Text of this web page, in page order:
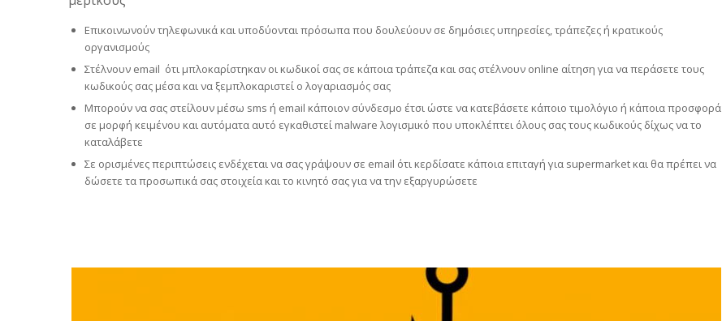
Επικοινωνούν τηλεφωνικά και υποδύονται πρόσωπα που δουλεύουν σε δημόσιες υπηρεσίες, τράπεζες ή κρατικούς
οργανισμούς
Στέλνουν email ότι μπλοκαρίστηκαν οι κωδικοί σας σε κάποια τράπεζα και σας στέλνουν online αίτηση για να περάσετε τους
κωδικούς σας μέσα και να ξεμπλοκαριστεί ο λογαριασμός σας
Μπορούν να σας στείλουν μέσω sms ή email κάποιον σύνδεσμο έτσι ώστε να κατεβάσετε κάποιο τιμολόγιο ή κάποια προσφορά
σε μορφή κειμένου και αυτόματα αυτό εγκαθιστεί malware λογισμικό που υποκλέπτει όλους σας τους κωδικούς δίχως να το
καταλάβετε
Σε ορισμένες περιπτώσεις ενδέχεται να σας γράψουν σε email ότι κερδίσατε κάποια επιταγή για supermarket και θα πρέπει να
δώσετε τα προσωπικά σας στοιχεία και το κινητό σας για να την εξαργυρώσετε